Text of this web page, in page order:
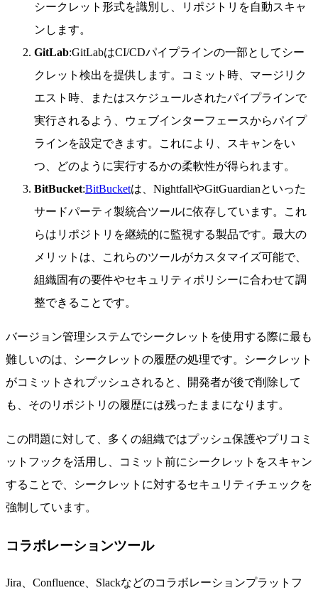
シークレット形式を識別し、リポジトリを自動スキャ
ンします。
GitLab:GitLabはCI/CDパイプラインの一部としてシー
クレット検出を提供します。コミット時、マージリク
エスト時、またはスケジュールされたパイプラインで
実行されるよう、ウェブインターフェースからパイプ
ラインを設定できます。これにより、スキャンをい
つ、どのように実行するかの柔軟性が得られます。
BitBucket:BitBucketは、NightfallやGitGuardianといった
サードパーティ製統合ツールに依存しています。これ
らはリポジトリを継続的に監視する製品です。最大の
メリットは、これらのツールがカスタマイズ可能で、
組織固有の要件やセキュリティポリシーに合わせて調
整できることです。
バージョン管理システムでシークレットを使用する際に最も
難しいのは、シークレットの履歴の処理です。シークレット
がコミットされプッシュされると、開発者が後で削除して
も、そのリポジトリの履歴には残ったままになります。
この問題に対して、多くの組織ではプッシュ保護やプリコミ
ットフックを活用し、コミット前にシークレットをスキャン
することで、シークレットに対するセキュリティチェックを
強制しています。
コラボレーションツール
Jira、Confluence、Slackなどのコラボレーションプラットフ